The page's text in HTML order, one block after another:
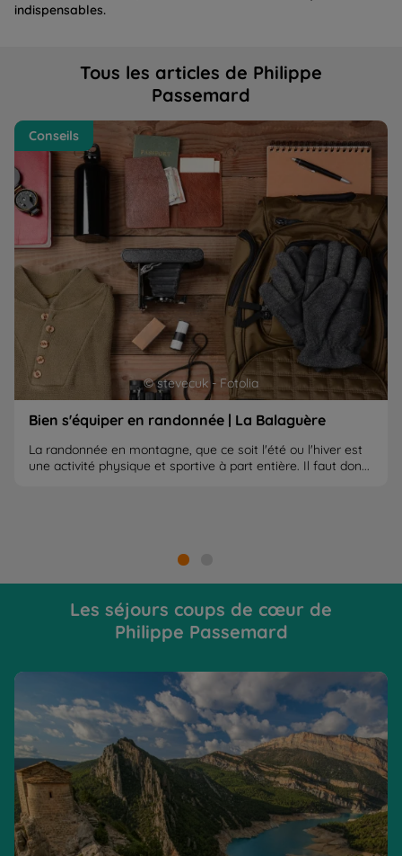
indispensables.
Tous les articles de Philippe
Passemard
Bien s'équiper en randonnée | La Balaguère
© stevecuk - Fotolia
Conseils
Bien s'équiper en randonnée | La Balaguère
La randonnée en montagne, que ce soit l'été ou l'hiver est
une activité physique et sportive à part entière. Il faut don...
Les séjours coups de cœur de
Philippe Passemard
Sierras secrètes de Catalogne